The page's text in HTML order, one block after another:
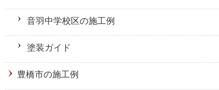
音羽中学校区の施工例
塗装ガイド
豊橋市の施工例